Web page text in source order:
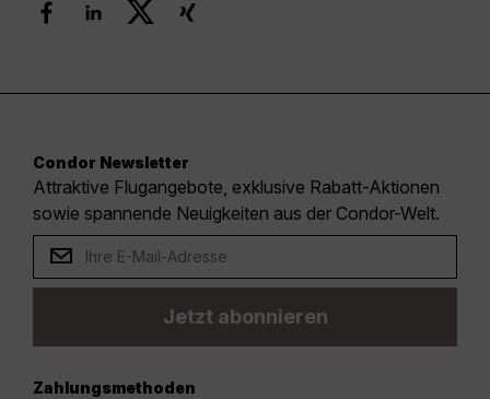
Condor Newsletter
Attraktive Flugangebote, exklusive Rabatt-Aktionen
sowie spannende Neuigkeiten aus der Condor-Welt.
Jetzt abonnieren
Zahlungsmethoden